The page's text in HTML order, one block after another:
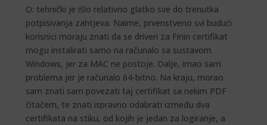
O: tehnički je išlo relativno glatko sve do trenutka
potpisivanja zahtjeva. Naime, prvenstveno svi budući
korisnici moraju znati da se driveri za Finin certifikat
mogu instalirati samo na računalo sa sustavom
Windows, jer za MAC ne postoje. Dalje, imao sam
problema jer je računalo 64-bitno. Na kraju, morao
sam znati sam povezati taj certifikat sa nekim PDF
čitačem, te znati ispravno odabrati između dva
certifikata na stiku, od kojih je jedan za logiranje, a